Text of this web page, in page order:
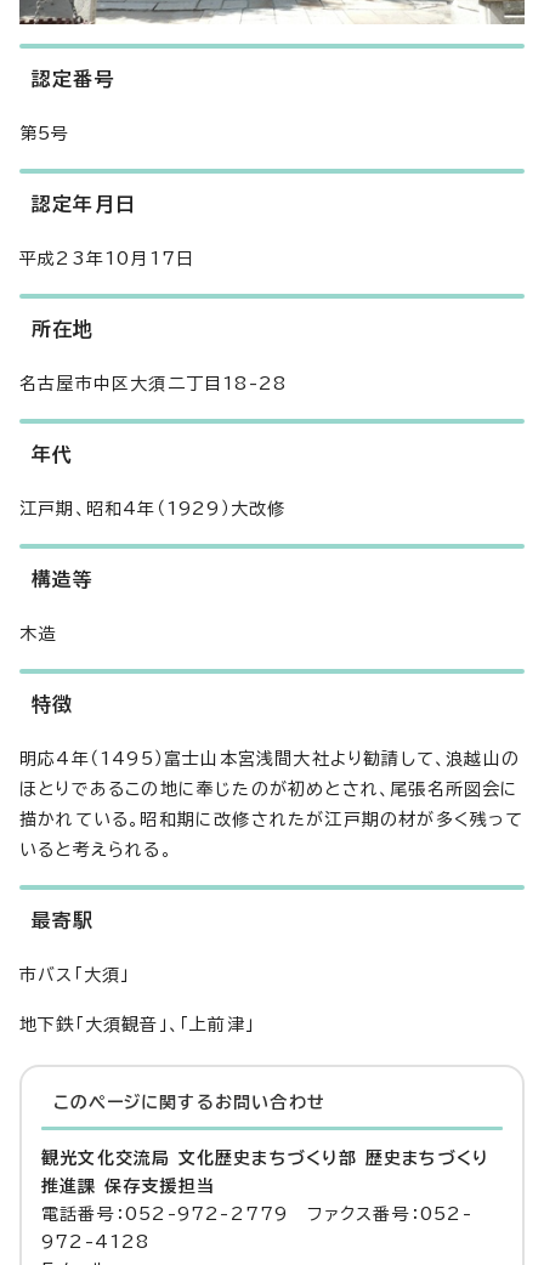
認定番号
第5号
認定年月日
平成23年10月17日
所在地
名古屋市中区大須二丁目18-28
年代
江戸期、昭和4年（1929）大改修
構造等
木造
特徴
明応4年（1495）富士山本宮浅間大社より勧請して、浪越山の
ほとりであるこの地に奉じたのが初めとされ、尾張名所図会に
描かれている。昭和期に改修されたが江戸期の材が多く残って
いると考えられる。
最寄駅
市バス「大須」
地下鉄「大須観音」、「上前津」
このページに関する お問い合わせ
観光文化交流局 文化歴史まちづくり部 歴史まちづくり
推進課 保存支援担当
電話番号：052-972-2779 ファクス番号：052-
972-4128